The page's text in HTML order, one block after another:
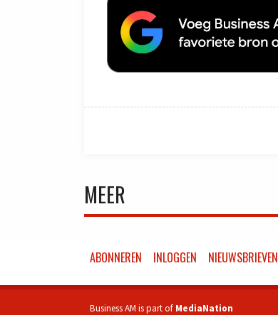
MEER
ABONNEREN INLOGGEN NIEUWSBRIEVEN
Business AM is part of MediaNation